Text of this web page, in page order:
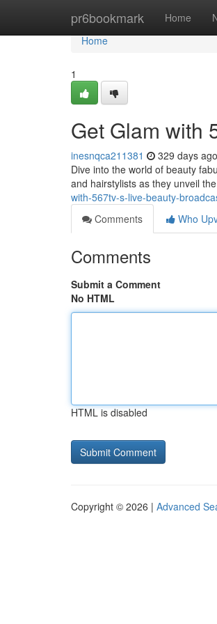
pr6bookmark Home
Home
Home
1
Get Glam with
inesnqca211381 329 days ago
Dive into the world of beauty
and hairstylists as they unveil
with-567tv-s-live-beauty-
Comments
Who
Comments
Submit a Comment
No HTML
HTML is disabled
Copyright © 2026 | Advanced